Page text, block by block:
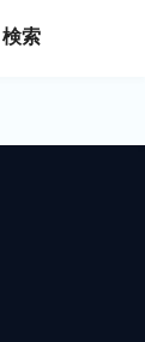
検索